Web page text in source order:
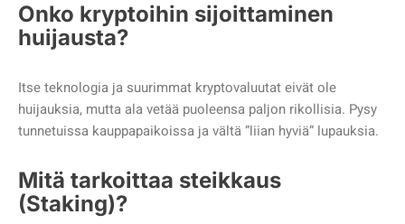
Onko kryptoihin sijoittaminen
huijausta?
Itse teknologia ja suurimmat kryptovaluutat eivät ole
huijauksia, mutta ala vetää puoleensa paljon rikollisia. Pysy
tunnetuissa kauppapaikoissa ja vältä ”liian hyviä” lupauksia.
Mitä tarkoittaa steikkaus
(Staking)?